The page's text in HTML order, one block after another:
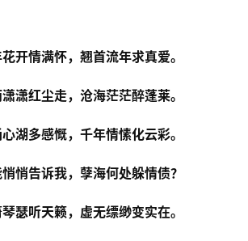
开情满怀，翘首流年求真爱。
潇红尘走，沧海茫茫醉蓬莱。
湖多感慨，千年情愫化云彩。
悄告诉我，孽海何处躲情债？
瑟听天籁，虚无缥缈变实在。